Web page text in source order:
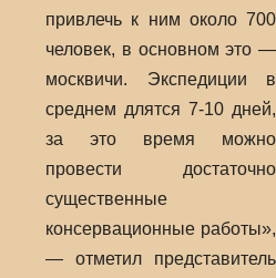
привлечь к ним около 700
человек, в основном это —
москвичи. Экспедиции в
среднем длятся 7-10 дней,
за это время можно
провести достаточно
существенные
консервационные работы»,
— отметил представитель